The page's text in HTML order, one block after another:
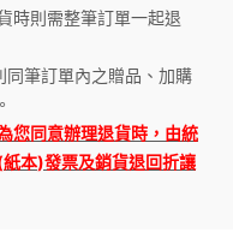
時則需整筆訂單一起退
筆訂單內之贈品、加購
您同意辦理退貨時，由統
紙本)發票及銷貨退回折讓